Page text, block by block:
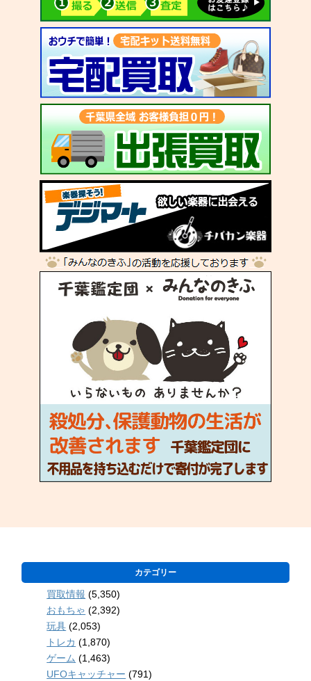
カテゴリー
買取情報 (5,350)
おもちゃ (2,392)
玩具 (2,053)
トレカ (1,870)
ゲーム (1,463)
UFOキャッチャー (791)